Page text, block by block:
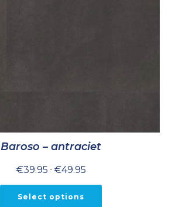
Baroso – antraciet
€39.95 - €49.95Prijsklasse:
tot
Select options